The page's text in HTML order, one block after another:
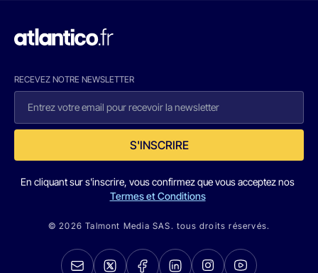
RECEVEZ NOTRE NEWSLETTER
S'INSCRIRE
En cliquant sur s'inscrire, vous confirmez que vous acceptez nos
Termes et Conditions
© 2026 Talmont Media SAS. tous droits réservés.